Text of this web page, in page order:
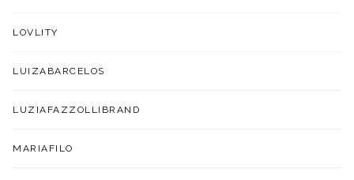
LOVLITY
LUIZABARCELOS
LUZIAFAZZOLLIBRAND
MARIAFILO